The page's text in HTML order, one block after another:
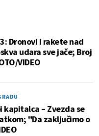
Dronovi i rakete nad
udara sve jače; Broj
VIDEO
kapitalca – Zvezda se
"Da zaključimo o